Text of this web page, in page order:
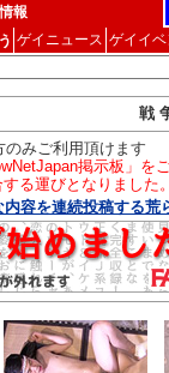
報
ゲイニュース ゲイイ
戦
のみご利用頂けます
掲示板」を
る運びとなりました
内容を連続投稿する